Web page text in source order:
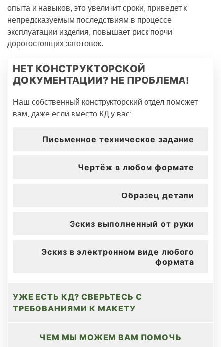
опыта и навыков, это увеличит сроки, приведет к
непредсказуемым последствиям в процессе
эксплуатации изделия, повышает риск порчи
дорогостоящих заготовок.
НЕТ КОНСТРУКТОРСКОЙ
ДОКУМЕНТАЦИИ? НЕ ПРОБЛЕМА!
Наш собственный конструкторский отдел поможет
вам, даже если вместо КД у вас:
Письменное техническое задание
Чертёж в любом формате
Образец детали
Эскиз выполненный от руки
Эскиз в электронном виде любого
формата
УЖЕ ЕСТЬ КД? СВЕРЬТЕСЬ С
ТРЕБОВАНИЯМИ К МАКЕТУ
ЧЕМ МЫ МОЖЕМ ВАМ ПОМОЧЬ